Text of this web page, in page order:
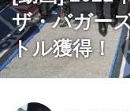
ザ・バガー
トル獲得！